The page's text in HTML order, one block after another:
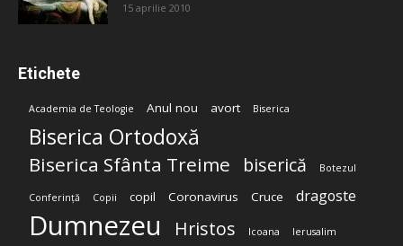
15 aprilie 2010
Etichete
Academia de Teologie Anul nou avort Biserica
Biserica Ortodoxă
Biserica Sfânta Treime biserică Botezul
Conferință Copii copil Coronavirus Cruce dragoste
Dumnezeu Hristos Icoana Ierusalim